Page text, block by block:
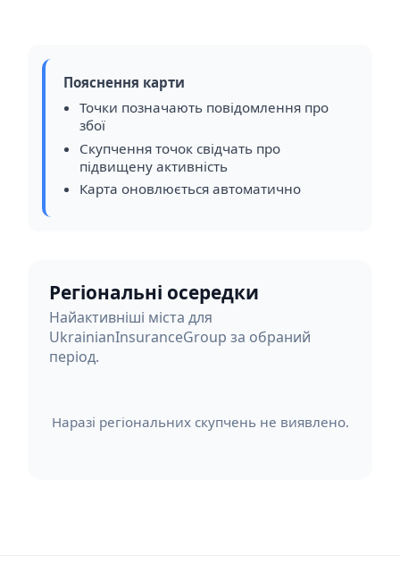
Пояснення карти
Точки позначають повідомлення про
збої
Скупчення точок свідчать про
підвищену активність
Карта оновлюється автоматично
Регіональні осередки
Найактивніші міста для
UkrainianInsuranceGroup за обраний
період.
Наразі регіональних скупчень не виявлено.